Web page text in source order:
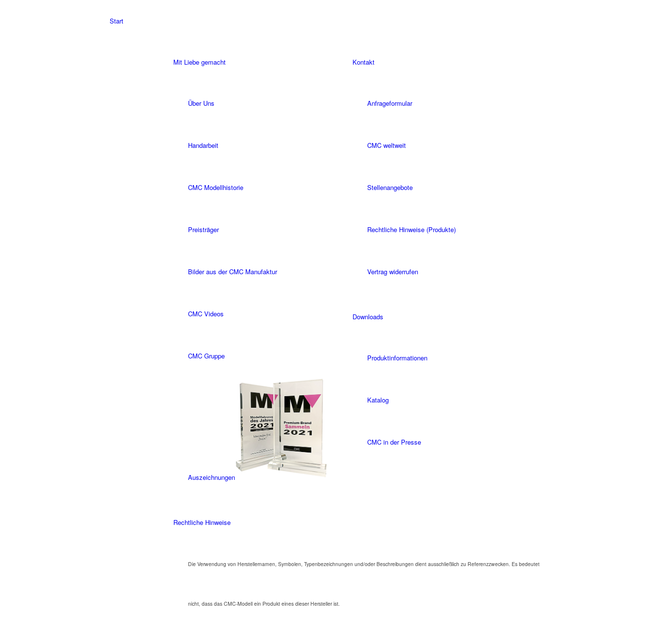
Start
Mit Liebe gemacht
Über Uns
Handarbeit
CMC Modellhistorie
Preisträger
Bilder aus der CMC Manufaktur
CMC Videos
CMC Gruppe
Auszeichnungen
Kontakt
Anfrageformular
CMC weltweit
Stellenangebote
Rechtliche Hinweise (Produkte)
Vertrag widerrufen
Downloads
Produktinformationen
Katalog
CMC in der Presse
Rechtliche Hinweise
Die Verwendung von Herstellernamen, Symbolen, Typenbezeichnungen und/oder Beschreibungen dient ausschließlich zu Referenzzwecken. Es bedeutet
nicht, dass das CMC-Modell ein Produkt eines dieser Hersteller ist.